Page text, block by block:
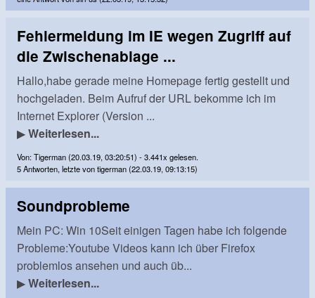
Fehlermeldung im IE wegen Zugriff auf
die Zwischenablage ...
Hallo,habe gerade meine Homepage fertig gestellt und
hochgeladen. Beim Aufruf der URL bekomme ich im
Internet Explorer (Version ...
▶Weiterlesen...
Von: Tigerman (20.03.19, 03:20:51) - 3.441x gelesen.
5 Antworten, letzte von tigerman (22.03.19, 09:13:15)
Soundprobleme
Mein PC: Win 10Seit einigen Tagen habe ich folgende
Probleme:Youtube Videos kann ich über Firefox
problemlos ansehen und auch üb...
▶Weiterlesen...